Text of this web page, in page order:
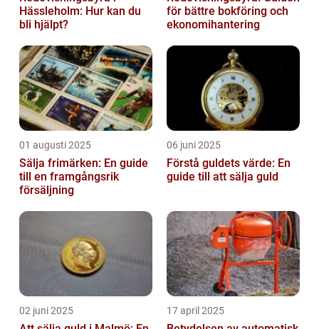
Hässleholm: Hur kan du
bli hjälpt?
för bättre bokföring och
ekonomihantering
01 augusti 2025
Sälja frimärken: En guide
till en framgångsrik
försäljning
06 juni 2025
Förstå guldets värde: En
guide till att sälja guld
02 juni 2025 17 april 2025